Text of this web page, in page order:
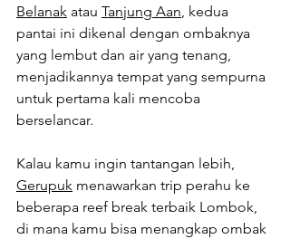
Belanak atau Tanjung Aan, kedua
pantai ini dikenal dengan ombaknya
yang lembut dan air yang tenang,
menjadikannya tempat yang sempurna
untuk pertama kali mencoba
berselancar.
Kalau kamu ingin tantangan lebih,
Gerupuk menawarkan trip perahu ke
beberapa reef break terbaik Lombok,
di mana kamu bisa menangkap ombak